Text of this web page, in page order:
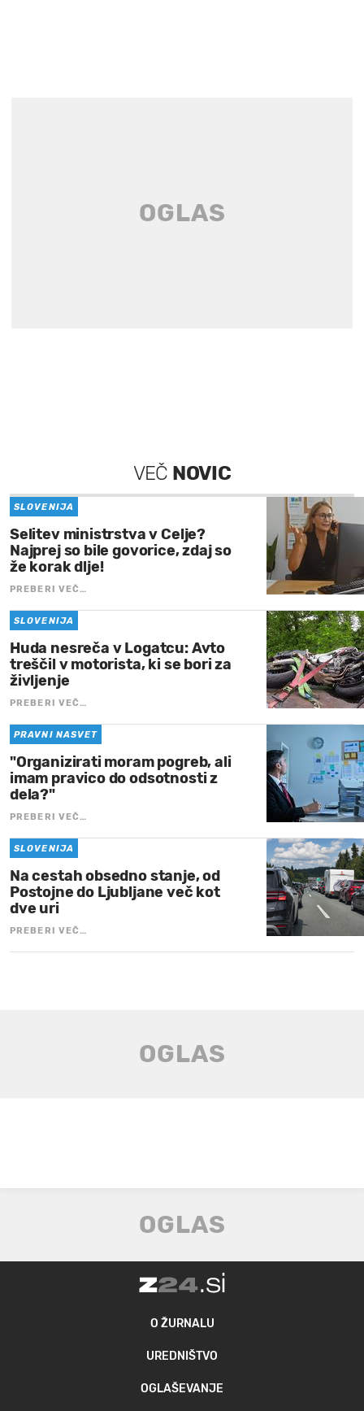
VEČ NOVIC
SLOVENIJA
Selitev ministrstva v Celje?
Najprej so bile govorice, zdaj so
že korak dlje!
PREBERI VEČ…
SLOVENIJA
Huda nesreča v Logatcu: Avto
treščil v motorista, ki se bori za
življenje
PREBERI VEČ…
PRAVNI NASVET
"Organizirati moram pogreb, ali
imam pravico do odsotnosti z
dela?"
PREBERI VEČ…
SLOVENIJA
Na cestah obsedno stanje, od
Postojne do Ljubljane več kot
dve uri
PREBERI VEČ…
O ŽURNALU
UREDNIŠTVO
OGLAŠEVANJE